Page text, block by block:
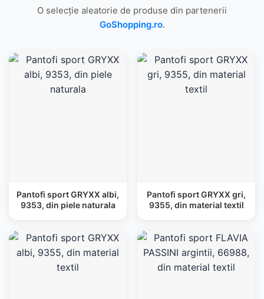
O selecție aleatorie de produse din partenerii
GoShopping.ro.
Pantofi sport GRYXX albi,
9353, din piele naturala
Pantofi sport GRYXX gri,
9355, din material textil